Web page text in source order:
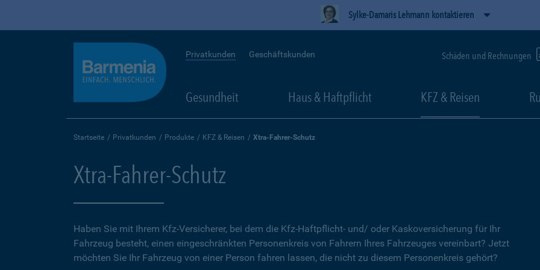
Sylke-Damaris Lehmann kontaktieren
Privatkunden Geschäftskunden Schäden und Rechnungen
Gesundheit Haus & Haftpflicht KFZ & Reisen
Startseite Privatkunden Produkte KFZ & Reisen Xtra-Fahrer-Schutz
Xtra-Fahrer-Schutz
Haben Sie mit Ihrem Kfz-Versicherer, bei dem die Kfz-Haftpflicht- und/ oder Kaskoversicherung für Ihr
Fahrzeug besteht, einen eingeschränkten Personenkreis von Fahrern Ihres Fahrzeuges vereinbart? Jetzt
möchten Sie Ihr Fahrzeug von einer Person fahren lassen, die nicht zu diesem Personenkreis gehört?